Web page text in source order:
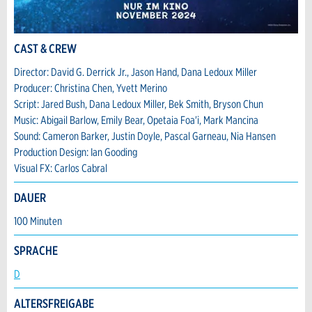
* Eingabe erforderlich
Zur Qualitätssicherung wird eine Kopie der E-
Mail an guidle übermittelt.
NACHRICHT SENDEN
Schliessen
* Eingabe erforderlich
Mail an guidle übermittelt.
NACHRICHT SENDEN
Schliessen
CAST & CREW
Director: David G. Derrick Jr., Jason Hand, Dana Ledoux Miller
Producer: Christina Chen, Yvett Merino
Script: Jared Bush, Dana Ledoux Miller, Bek Smith, Bryson Chun
Music: Abigail Barlow, Emily Bear, Opetaia Foa'i, Mark Mancina
Sound: Cameron Barker, Justin Doyle, Pascal Garneau, Nia Hansen
Production Design: Ian Gooding
Visual FX: Carlos Cabral
DAUER
100 Minuten
SPRACHE
D
ALTERSFREIGABE